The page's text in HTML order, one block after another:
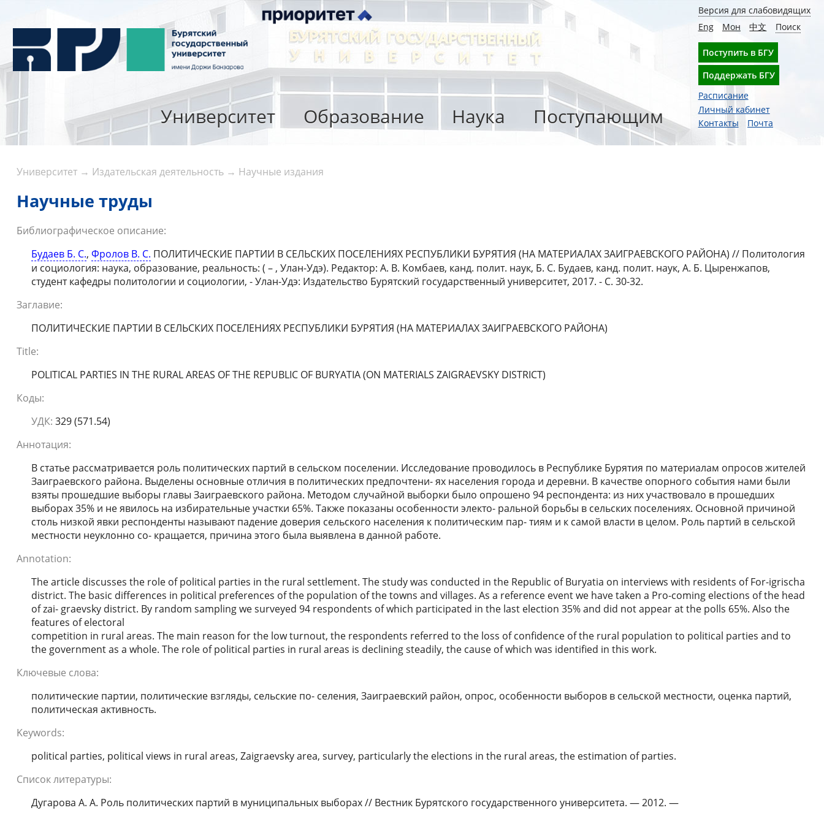
Версия для слабовидящих
Eng
Мон 中文 Поиск
Поступить в БГУ
Поддержать БГУ
Расписание
Личный кабинет
Контакты
Почта
Университет Образование Наука Поступающим
Университет→ Издательская деятельность→ Научные издания
Научные труды
Библиографическое описание:
Будаев Б. С., Фролов В. С. ПОЛИТИЧЕСКИЕ ПАРТИИ В СЕЛЬСКИХ ПОСЕЛЕНИЯХ РЕСПУБЛИКИ БУРЯТИЯ (НА МАТЕРИАЛАХ ЗАИГРАЕВСКОГО РАЙОНА) // Политология
и социология: наука, образование, реальность: ( – , Улан-Удэ). Редактор: А. В. Комбаев, канд. полит. наук, Б. С. Будаев, канд. полит. наук, А. Б. Цыренжапов,
студент кафедры политологии и социологии, - Улан-Удэ: Издательство Бурятский государственный университет, 2017. - С. 30-32.
Заглавие:
ПОЛИТИЧЕСКИЕ ПАРТИИ В СЕЛЬСКИХ ПОСЕЛЕНИЯХ РЕСПУБЛИКИ БУРЯТИЯ (НА МАТЕРИАЛАХ ЗАИГРАЕВСКОГО РАЙОНА)
Title:
POLITICAL PARTIES IN THE RURAL AREAS OF THE REPUBLIC OF BURYATIA (ON MATERIALS ZAIGRAEVSKY DISTRICT)
Коды:
УДК: 329 (571.54)
Аннотация:
В статье рассматривается роль политических партий в сельском поселении. Исследование проводилось в Республике Бурятия по материалам опросов жителей
Заиграевского района. Выделены основные отличия в политических предпочтени- ях населения города и деревни. В качестве опорного события нами были
взяты прошедшие выборы главы Заиграевского района. Методом случайной выборки было опрошено 94 респондента: из них участвовало в прошедших
выборах 35% и не явилось на избирательные участки 65%. Также показаны особенности электо- ральной борьбы в сельских поселениях. Основной причиной
столь низкой явки респонденты называют падение доверия сельского населения к политическим пар- тиям и к самой власти в целом. Роль партий в сельской
местности неуклонно со- кращается, причина этого была выявлена в данной работе.
Annotation:
The article discusses the role of political parties in the rural settlement. The study was conducted in the Republic of Buryatia on interviews with residents of For-igrischa
district. The basic differences in political preferences of the population of the towns and villages. As a reference event we have taken a Pro-coming elections of the head
of zai- graevsky district. By random sampling we surveyed 94 respondents of which participated in the last election 35% and did not appear at the polls 65%. Also the
features of electoral
competition in rural areas. The main reason for the low turnout, the respondents referred to the loss of confidence of the rural population to political parties and to
the government as a whole. The role of political parties in rural areas is declining steadily, the cause of which was identified in this work.
Ключевые слова:
политические партии, политические взгляды, сельские по- селения, Заиграевский район, опрос, особенности выборов в сельской местности, оценка партий,
политическая активность.
Keywords:
political parties, political views in rural areas, Zaigraevsky area, survey, particularly the elections in the rural areas, the estimation of parties.
Список литературы:
Дугарова А. А. Роль политических партий в муниципальных выборах // Вестник Бурятского государственного университета. — 2012. —